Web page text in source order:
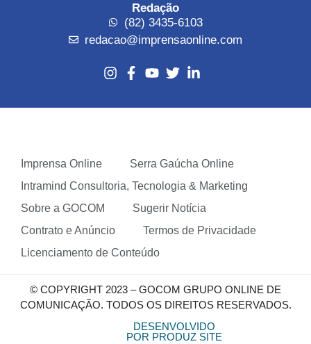
Redação
(82) 3435-6103
redacao@imprensaonline.com
Imprensa Online
Serra Gaúcha Online
Intramind Consultoria, Tecnologia & Marketing
Sobre a GOCOM
Sugerir Notícia
Contrato e Anúncio
Termos de Privacidade
Licenciamento de Conteúdo
© COPYRIGHT 2023 – GOCOM GRUPO ONLINE DE
COMUNICAÇÃO. TODOS OS DIREITOS RESERVADOS.
DESENVOLVIDO
POR PRODUZ SITE